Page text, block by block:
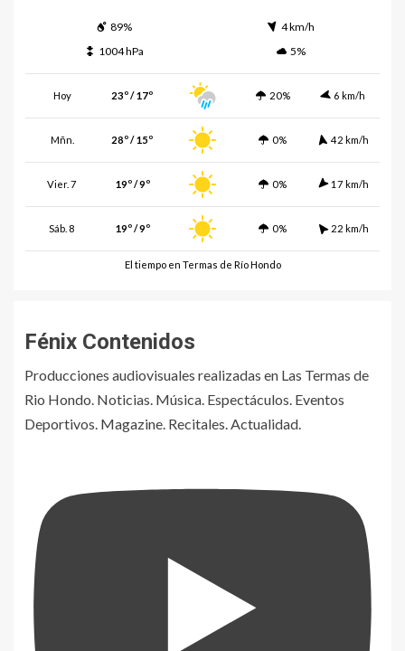
89%
4 km/h
1004 hPa
5%
Hoy 23º / 17º 20% 6 km/h
Mñn. 28º / 15º 0% 42 km/h
Vier. 7 19º / 9º 0% 17 km/h
Sáb. 8 19º / 9º 0% 22 km/h
El tiempo en Termas de Río Hondo
Fénix Contenidos
Producciones audiovisuales realizadas en Las Termas de
Rio Hondo. Noticias. Música. Espectáculos. Eventos
Deportivos. Magazine. Recitales. Actualidad.